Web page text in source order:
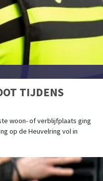
TIJDENS
woon- of verblijfplaats ging
op de Heuvelring vol in